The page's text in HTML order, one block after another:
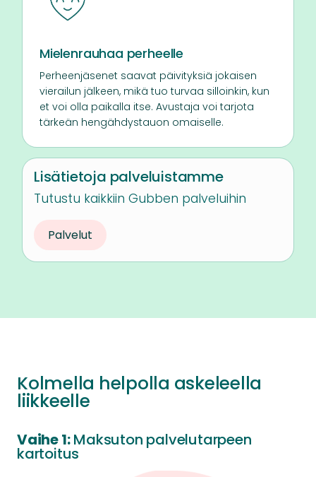
Mielenrauhaa perheelle
Perheenjäsenet saavat päivityksiä jokaisen
vierailun jälkeen, mikä tuo turvaa silloinkin, kun
et voi olla paikalla itse. Avustaja voi tarjota
tärkeän hengähdystauon omaiselle.
Lisätietoja palveluistamme
Tutustu kaikkiin Gubben palveluihin
Palvelut
Kolmella helpolla askeleella
liikkeelle
Vaihe 1:Maksuton palvelutarpeen
kartoitus